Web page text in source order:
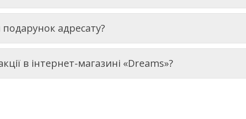
адресату?
в інтернет-магазині «Dreams»?